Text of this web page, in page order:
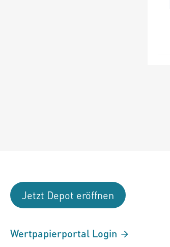
Jetzt Depot eröffnen
Wertpapierportal Login